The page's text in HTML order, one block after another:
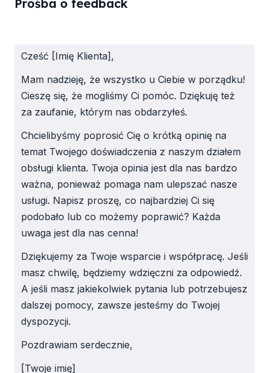
Prośba o feedback
Cześć [Imię Klienta],
Mam nadzieję, że wszystko u Ciebie w porządku!
Cieszę się, że mogliśmy Ci pomóc. Dziękuję też
za zaufanie, którym nas obdarzyłeś.
Chcielibyśmy poprosić Cię o krótką opinię na
temat Twojego doświadczenia z naszym działem
obsługi klienta. Twoja opinia jest dla nas bardzo
ważna, ponieważ pomaga nam ulepszać nasze
usługi. Napisz proszę, co najbardziej Ci się
podobało lub co możemy poprawić? Każda
uwaga jest dla nas cenna!
Dziękujemy za Twoje wsparcie i współpracę. Jeśli
masz chwilę, będziemy wdzięczni za odpowiedź.
A jeśli masz jakiekolwiek pytania lub potrzebujesz
dalszej pomocy, zawsze jesteśmy do Twojej
dyspozycji.
Pozdrawiam serdecznie,
[Twoje imię]